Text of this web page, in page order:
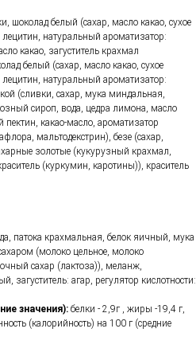
шоколад белый (сахар, масло какао, сухое
натуральный ароматизатор:
какао, загуститель крахмал
белый (сахар, масло какао, сухое
натуральный ароматизатор:
(сливки, сахар, мука миндальная,
сироп, вода, цедра лимона, масло
какао-масло, ароматизатор
мальтодекстрин), безе (сахар,
золотые (кукурузный крахмал,
(куркумин, каротины)), краситель
патока крахмальная, белок яичный, мука
(молоко цельное, молоко
сахар (лактоза)), меланж,
загуститель: агар, регулятор кислотности:
значения): белки - 2,9г , жиры -19,4 г,
(калорийность) на 100 г (средние